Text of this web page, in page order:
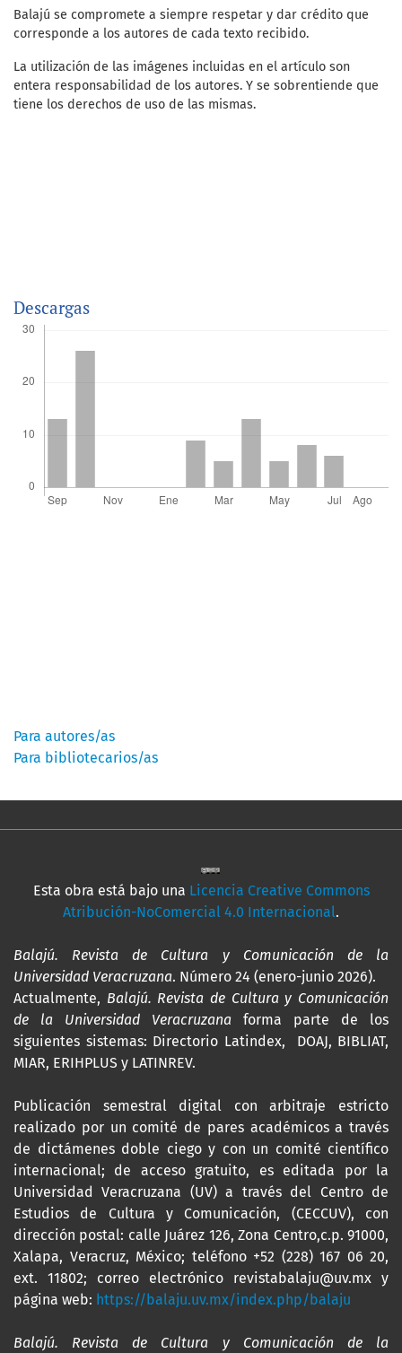
Balajú se compromete a siempre respetar y dar crédito que
corresponde a los autores de cada texto recibido.
La utilización de las imágenes incluidas en el artículo son
entera responsabilidad de los autores. Y se sobrentiende que
tiene los derechos de uso de las mismas.
Descargas
Para autores/as
Para bibliotecarios/as
Esta obra está bajo una Licencia Creative Commons
Atribución-NoComercial 4.0 Internacional.
Balajú. Revista de Cultura y Comunicación de la
Universidad Veracruzana. Número 24 (enero-junio 2026).
Actualmente, Balajú. Revista de Cultura y Comunicación
de la Universidad Veracruzana forma parte de los
siguientes sistemas: Directorio Latindex, DOAJ, BIBLIAT,
MIAR, ERIHPLUS y LATINREV.
Publicación semestral digital con arbitraje estricto
realizado por un comité de pares académicos a través
de dictámenes doble ciego y con un comité científico
internacional; de acceso gratuito, es editada por la
Universidad Veracruzana (UV) a través del Centro de
Estudios de Cultura y Comunicación, (CECCUV), con
dirección postal: calle Juárez 126, Zona Centro,c.p. 91000,
Xalapa, Veracruz, México; teléfono +52 (228) 167 06 20,
ext. 11802; correo electrónico revistabalaju@uv.mx y
página web: https://balaju.uv.mx/index.php/balaju
Balajú. Revista de Cultura y Comunicación de la